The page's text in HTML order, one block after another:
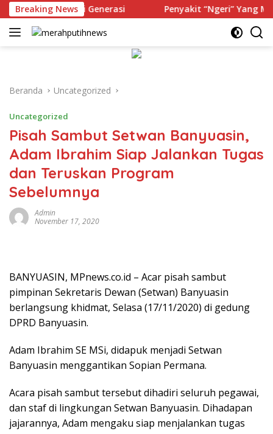
Langsung
ke
konten
Breaking News
Mengelilingi Generasi Penyakit “Ngeri” Yang
Beranda Uncategorized
Uncategorized
Pisah Sambut Setwan Banyuasin,
Adam Ibrahim Siap Jalankan Tugas
dan Teruskan Program
Sebelumnya
Admin
November 17, 2020
BANYUASIN, MPnews.co.id – Acar pisah sambut
pimpinan Sekretaris Dewan (Setwan) Banyuasin
berlangsung khidmat, Selasa (17/11/2020) di gedung
DPRD Banyuasin.
Adam Ibrahim SE MSi, didapuk menjadi Setwan
Banyuasin menggantikan Sopian Permana.
Acara pisah sambut tersebut dihadiri seluruh pegawai,
dan staf di lingkungan Setwan Banyuasin. Dihadapan
jajarannya, Adam mengaku siap menjalankan tugas